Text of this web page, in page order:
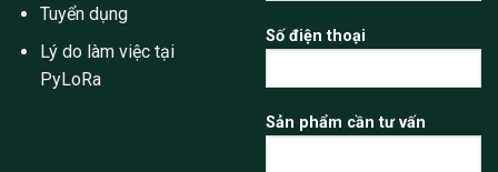
Tuyển dụng
Lý do làm việc tại
PyLoRa
Số điện thoại
Sản phẩm cần tư vấn